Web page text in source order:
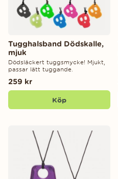
Tugghalsband Dödskalle,
mjuk
Dödsläckert tuggsmycke! Mjukt,
passar lätt tuggande.
259 kr
Köp